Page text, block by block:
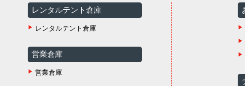
レンタルテント倉庫
レンタルテント倉庫
営業倉庫
営業倉庫